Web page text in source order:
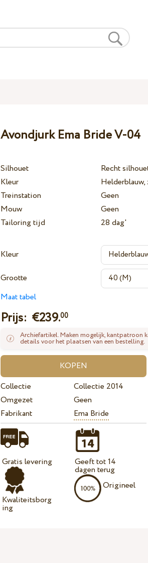
Avondjurk Ema Bride V-04
Silhouet
Recht
Kleur
Helderblauw,
Treinstation
Geen
Mouw
Geen
Tailoring tijd
28 dag'
Kleur
Grootte
Maat tabel
Prijs: €239.00
Archiefartikel. Maken mogelijk, kantpatroon
details voor het plaatsen van een bestelling.
Collectie
Collectie 2014
Omgezet
Geen
Fabrikant
Ema Bride
Gratis levering
Kwaliteitsborg
ing
Geeft tot 14
dagen terug
Origineel